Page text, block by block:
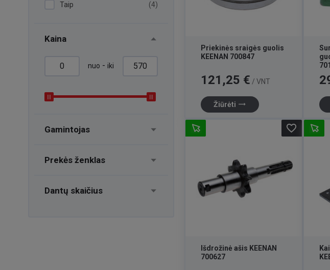
Taip (4)
Kaina
nuo - iki
Gamintojas
Prekės ženklas
Dantų skaičius
Priekinės sraigės guolis
KEENAN 700847
Kaina
121,25 € / VNT
Žiūrėti trending_flat
Išdrožinė ašis KEENAN
700627
favorite_border